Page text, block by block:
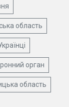
область
орган
область